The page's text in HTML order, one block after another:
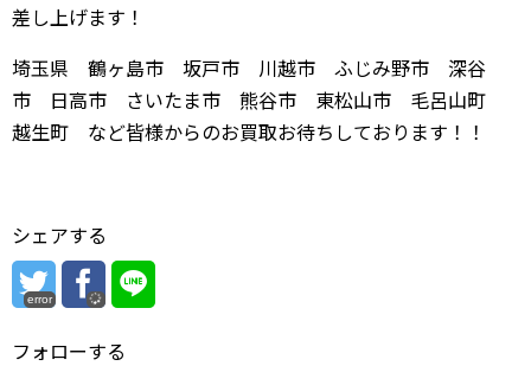
差し上げます！
埼玉県 鶴ヶ島市 坂戸市 川越市 ふじみ野市 深谷
市 日高市 さいたま市 熊谷市 東松山市 毛呂山町
越生町 など皆様からのお買取お待ちしております！！
シェアする
error
フォローする